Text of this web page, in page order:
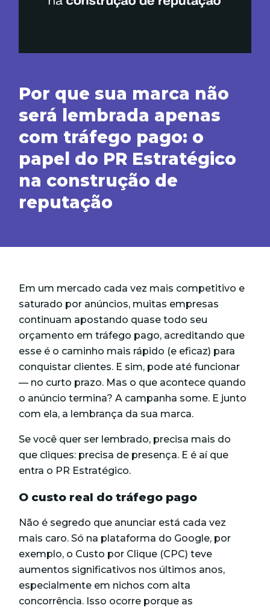
Por que sua marca não
será lembrada apenas
com tráfego pago: o
papel do PR Estratégico
na construção de
reputação
Em um mercado cada vez mais competitivo e
saturado por anúncios, muitas empresas
continuam apostando quase todo seu
orçamento em tráfego pago, acreditando que
esse é o caminho mais rápido (e eficaz) para
conquistar clientes. E sim, pode até funcionar
— no curto prazo. Mas o que acontece quando
o anúncio termina? A campanha some. E junto
com ela, a lembrança da sua marca.
Se você quer ser lembrado, precisa mais do
que cliques: precisa de presença. E é aí que
entra o PR Estratégico.
O custo real do tráfego pago
Não é segredo que anunciar está cada vez
mais caro. Só na plataforma do Google, por
exemplo, o Custo por Clique (CPC) teve
aumentos significativos nos últimos anos,
especialmente em nichos com alta
concorrência. Isso ocorre porque as